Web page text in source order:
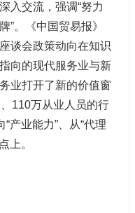
入交流，强调“努力
”。《中国贸易报》
谈会政策动向在知识
向的现代服务业与新
业打开了新的价值窗
110万从业人员的行
产业能力”、从“代理
上。